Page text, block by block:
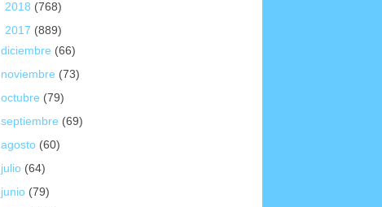
2018 (768)
2017 (889)
diciembre (66)
noviembre (73)
octubre (79)
septiembre (69)
agosto (60)
julio (64)
junio (79)